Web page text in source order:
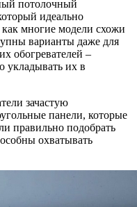
потолочный
идеально
многие модели схожи
варианты даже для
обогревателей –
укладывать их в
зачастую
панели, которые
правильно подобрать
охватывать